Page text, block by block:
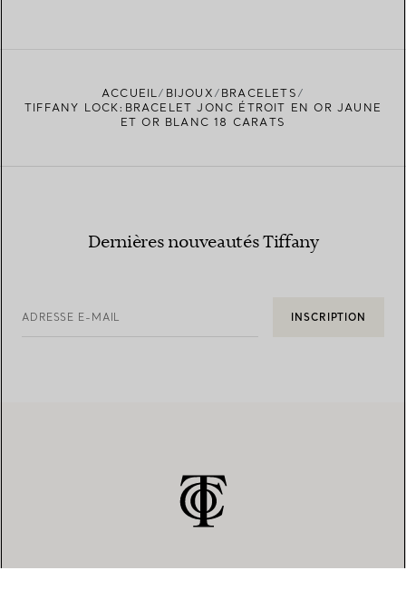
ACCUEIL BIJOUX
BRACELETS
TIFFANY LOCK:BRACELET JONC ÉTROIT EN OR JAUNE
ET OR BLANC 18 CARATS
Dernières nouveautés Tiffany
ADRESSE E-MAIL INSCRIPTION